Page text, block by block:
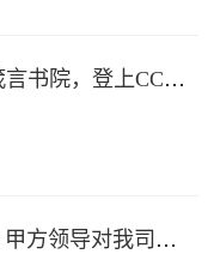
公司项目-箴言书院，登上CCTV4《记住乡愁》
湘菜文化馆 甲方领导对我司授牌